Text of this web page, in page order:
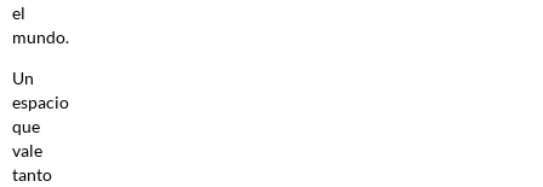
el
mundo.
Un
espacio
que
vale
tanto